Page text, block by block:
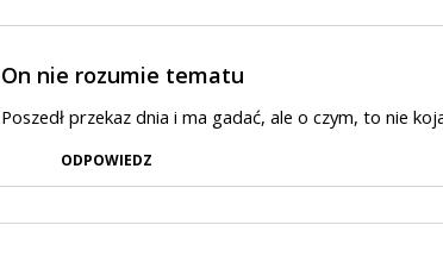
On nie rozumie tematu
Poszedł przekaz dnia i ma gadać, ale o czym, to nie
ODPOWIEDZ